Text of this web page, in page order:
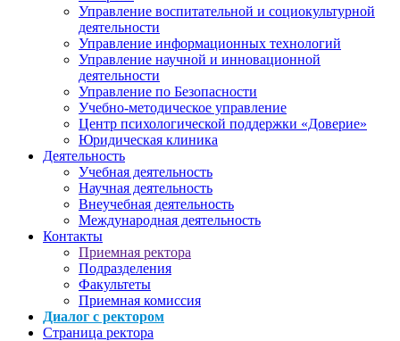
Управление воспитательной и социокультурной
деятельности
Управление информационных технологий
Управление научной и инновационной
деятельности
Управление по Безопасности
Учебно-методическое управление
Центр психологической поддержки «Доверие»
Юридическая клиника
Деятельность
Учебная деятельность
Научная деятельность
Внеучебная деятельность
Международная деятельность
Контакты
Приемная ректора
Подразделения
Факультеты
Приемная комиссия
Диалог с ректором
Страница ректора